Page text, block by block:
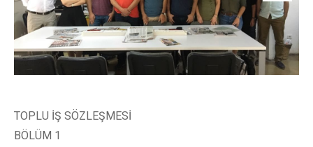
TOPLU İŞ SÖZLEŞMESİ
BÖLÜM 1